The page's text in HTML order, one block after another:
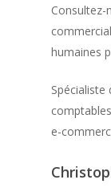
humaines
e-